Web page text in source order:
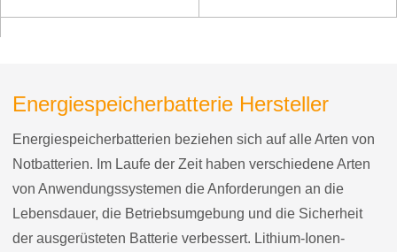
Energiespeicherbatterie Hersteller
Energiespeicherbatterien beziehen sich auf alle Arten von
Notbatterien. Im Laufe der Zeit haben verschiedene Arten
von Anwendungssystemen die Anforderungen an die
Lebensdauer, die Betriebsumgebung und die Sicherheit
der ausgerüsteten Batterie verbessert. Lithium-Ionen-